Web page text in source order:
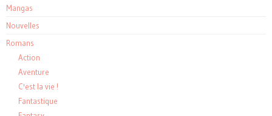
Mangas
Nouvelles
Romans
Action
Aventure
C'est la vie !
Fantastique